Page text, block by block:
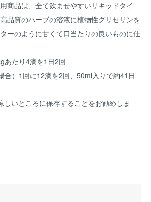
商品は、全て飲ませやすいリキッドタイ
品質のハーブの溶液に植物性グリセリンを
ーのように甘くて口当たりの良いものに仕
あたり4滴を1日2回
合）1回に12滴を2回、50ml入りで約41日
しいところに保存することをお勧めしま